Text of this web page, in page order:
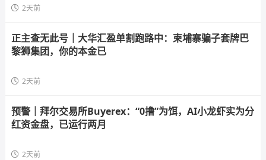
2天前
正主查无此号｜大华汇盈单割跑路中：柬埔寨骗子套牌巴
黎狮集团，你的本金已
2天前
预警｜拜尔交易所Buyerex：“0撸”为饵，AI小龙虾实为分
红资金盘，已运行两月
2天前